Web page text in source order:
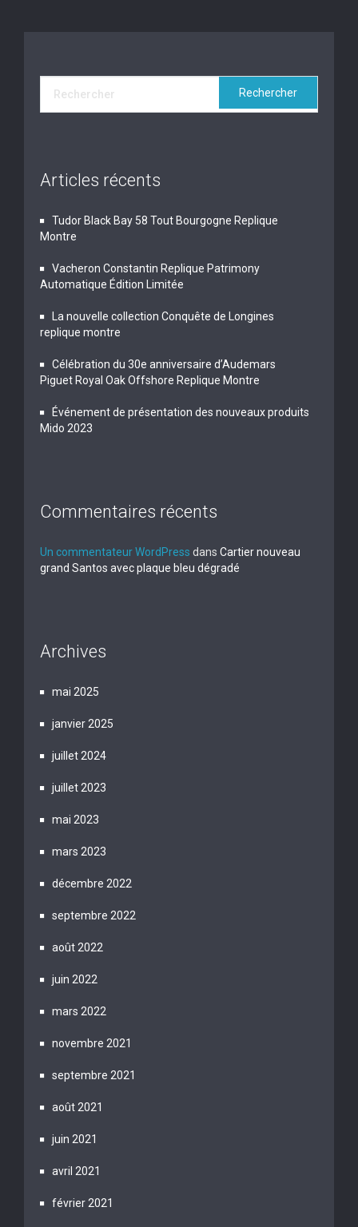
Articles récents
Tudor Black Bay 58 Tout Bourgogne Replique
Montre
Vacheron Constantin Replique Patrimony
Automatique Édition Limitée
La nouvelle collection Conquête de Longines
replique montre
Célébration du 30e anniversaire d’Audemars
Piguet Royal Oak Offshore Replique Montre
Événement de présentation des nouveaux produits
Mido 2023
Commentaires récents
Un commentateur WordPress dans Cartier nouveau
grand Santos avec plaque bleu dégradé
Archives
mai 2025
janvier 2025
juillet 2024
juillet 2023
mai 2023
mars 2023
décembre 2022
septembre 2022
août 2022
juin 2022
mars 2022
novembre 2021
septembre 2021
août 2021
juin 2021
avril 2021
février 2021